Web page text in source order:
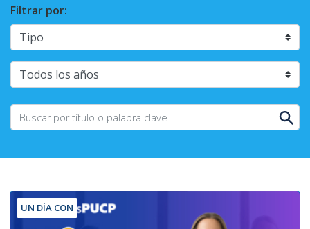
Filtrar por:
UN DÍA CON